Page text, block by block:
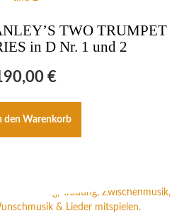
TWO TRUMPET
in D Nr. 1 und 2
€
den Warenkorb